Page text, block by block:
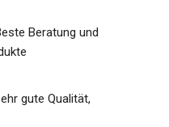
Beratung und
gute Qualität,